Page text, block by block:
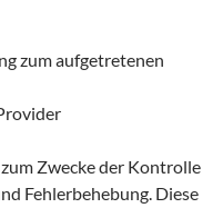
zum aufgetretenen
Zwecke der Kontrolle
Fehlerbehebung. Diese